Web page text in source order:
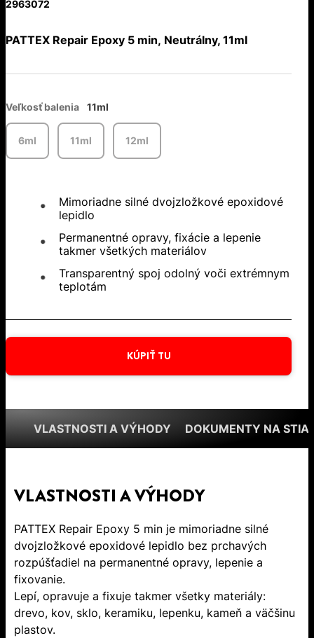
2963072
PATTEX Repair Epoxy 5 min, Neutrálny, 11ml
Veľkosť balenia 11ml
6ml 11ml 12ml
Mimoriadne silné dvojzložkové epoxidové
lepidlo
Permanentné opravy, fixácie a lepenie
takmer všetkých materiálov
Transparentný spoj odolný voči extrémnym
teplotám
KÚPIŤ TU
VLASTNOSTI A VÝHODY DOKUMENTY NA
VLASTNOSTI A VÝHODY
PATTEX Repair Epoxy 5 min je mimoriadne silné
dvojzložkové epoxidové lepidlo bez prchavých
rozpúšťadiel na permanentné opravy, lepenie a
fixovanie.
Lepí, opravuje a fixuje takmer všetky materiály:
drevo, kov, sklo, keramiku, lepenku, kameň a väčšinu
plastov.